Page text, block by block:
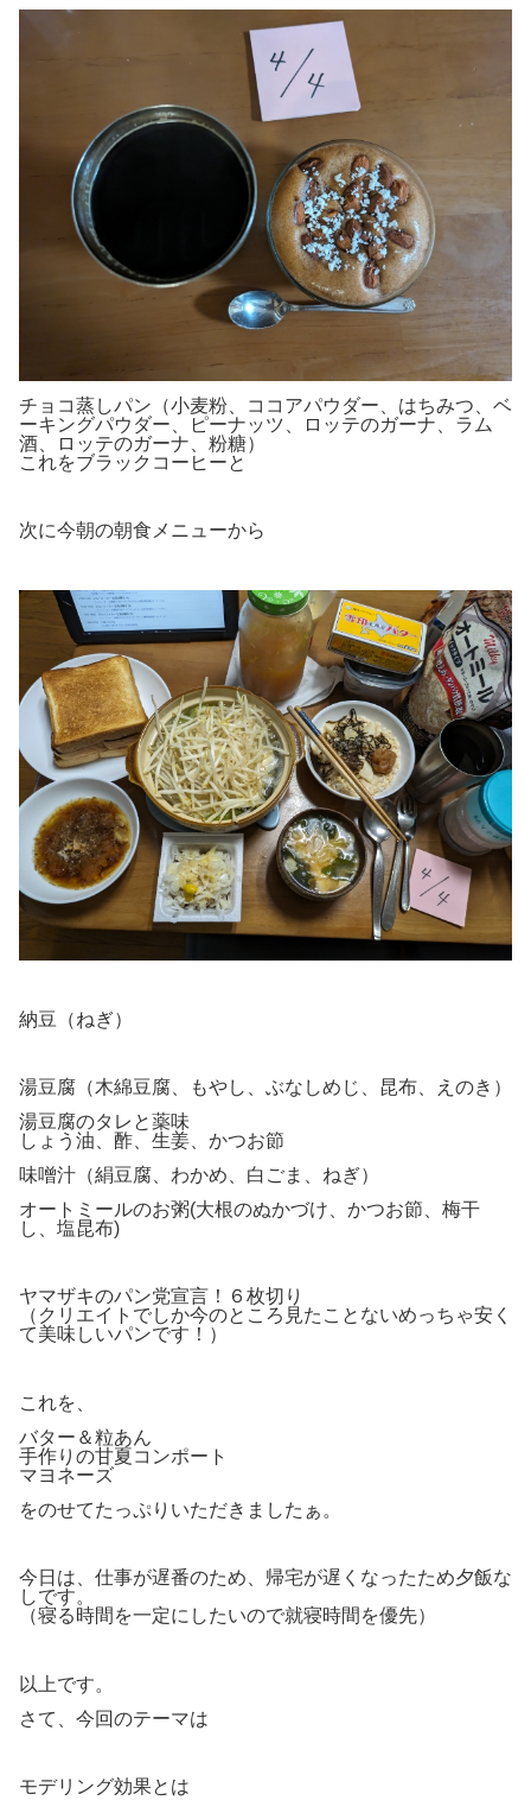
チョコ蒸しパン（小麦粉、ココアパウダー、はちみつ、ベ
ーキングパウダー、ピーナッツ、ロッテのガーナ、ラム
酒、ロッテのガーナ、粉糖）
これをブラックコーヒーと
次に今朝の朝食メニューから
納豆（ねぎ）
湯豆腐（木綿豆腐、もやし、ぶなしめじ、昆布、えのき）
湯豆腐のタレと薬味
しょう油、酢、生姜、かつお節
味噌汁（絹豆腐、わかめ、白ごま、ねぎ）
オートミールのお粥(大根のぬかづけ、かつお節、梅干
し、塩昆布)
ヤマザキのパン党宣言！６枚切り
（クリエイトでしか今のところ見たことないめっちゃ安く
て美味しいパンです！）
これを、
バター＆粒あん
手作りの甘夏コンポート
マヨネーズ
をのせてたっぷりいただきましたぁ。
今日は、仕事が遅番のため、帰宅が遅くなったため夕飯な
しです。
（寝る時間を一定にしたいので就寝時間を優先）
以上です。
さて、今回のテーマは
モデリング効果とは